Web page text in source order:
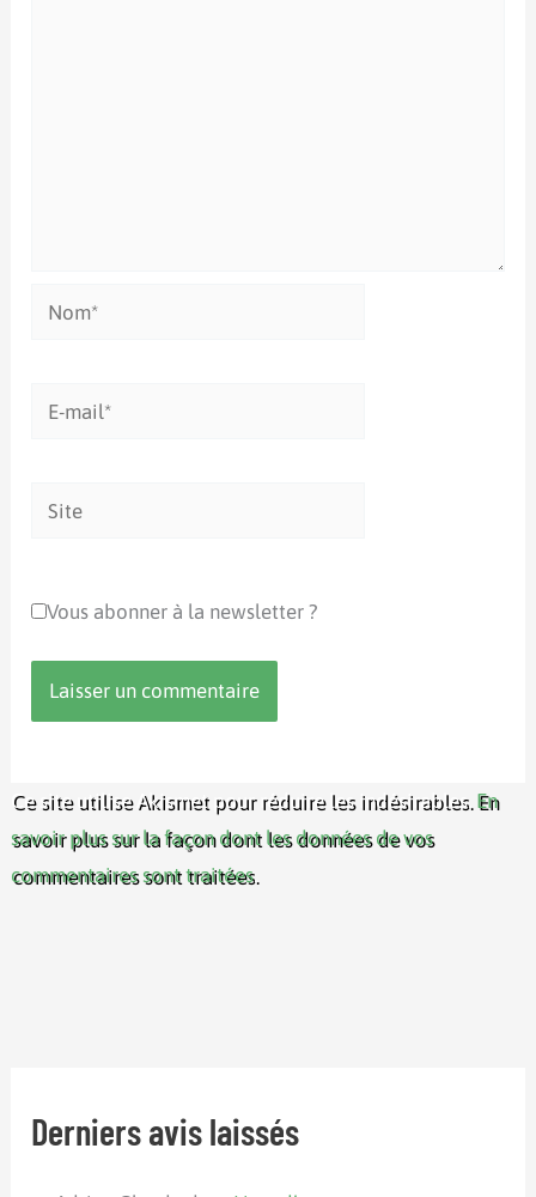
Nom*
Site
Vous abonner à la newsletter ?
Ce site utilise Akismet pour réduire les indésirables. En
savoir plus sur la façon dont les données de vos
commentaires sont traitées.
Derniers avis laissés